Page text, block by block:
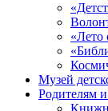
«Лето
Музей
Родителям